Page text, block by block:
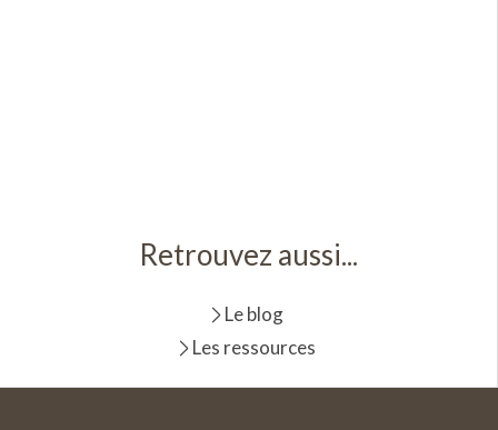
Retrouvez aussi...
Le blog
Les ressources